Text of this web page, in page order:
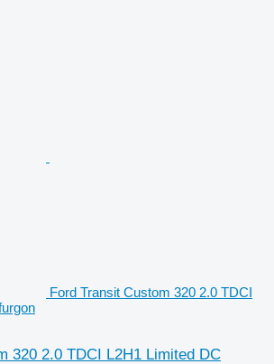
Ford Transit Custom 320 2.0 TDCI
320 2.0 TDCI L2H1 Limited DC